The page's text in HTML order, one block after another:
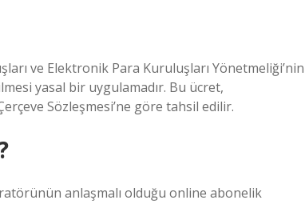
ve Elektronik Para Kuruluşları Yönetmeliği’nin
yasal bir uygulamadır. Bu ücret,
Sözleşmesi’ne göre tahsil edilir.
anlaşmalı olduğu online abonelik